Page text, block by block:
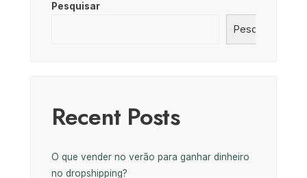
Pesquisar
Pesquisar
Recent Posts
O que vender no verão para ganhar dinheiro
no dropshipping?